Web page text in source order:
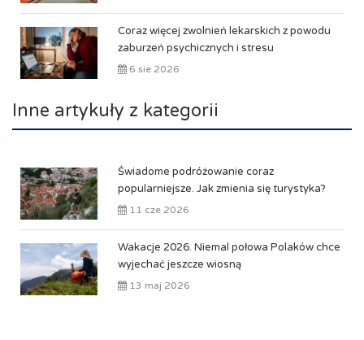
Coraz więcej zwolnień lekarskich z powodu
zaburzeń psychicznych i stresu
6 sie 2026
Inne artykuły z kategorii
Świadome podróżowanie coraz
popularniejsze. Jak zmienia się turystyka?
11 cze 2026
Wakacje 2026. Niemal połowa Polaków chce
wyjechać jeszcze wiosną
13 maj 2026